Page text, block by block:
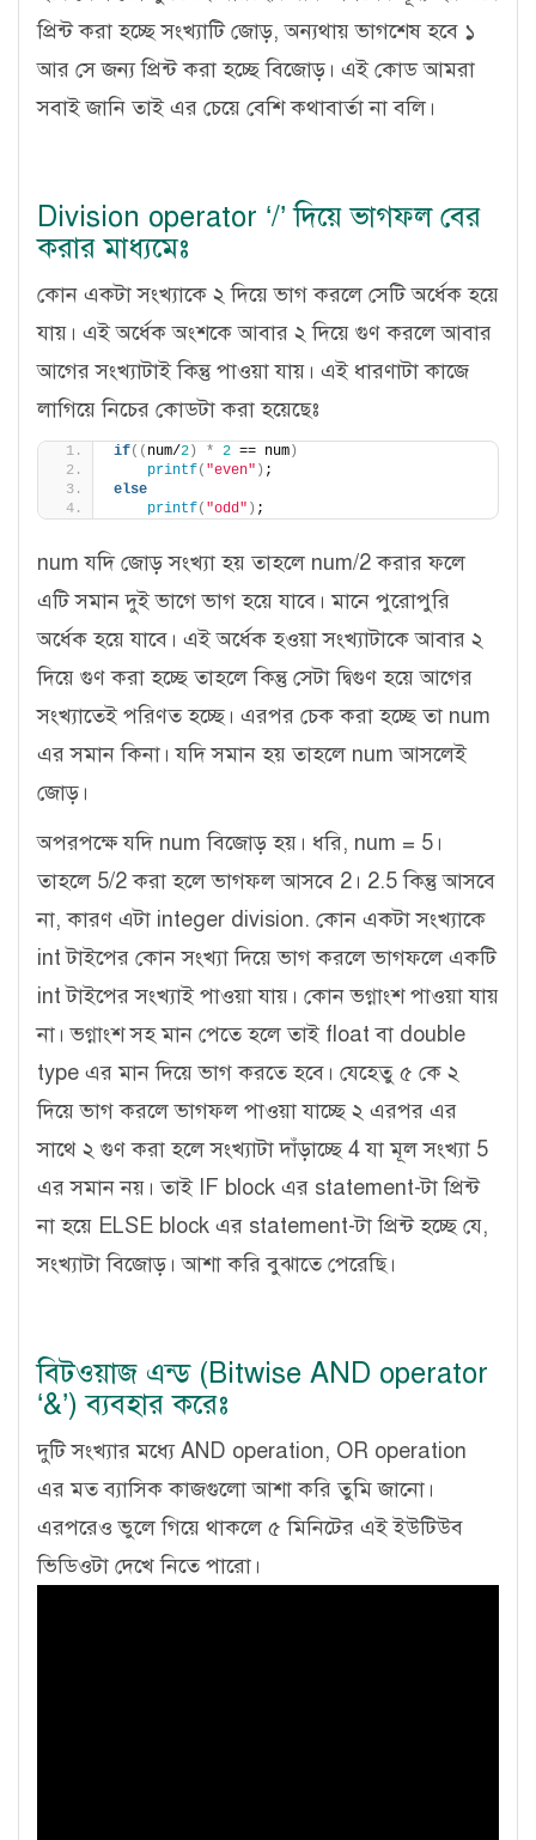
প্রিন্ট করা হচ্ছে সংখ্যাটি জোড়, অন্যথায় ভাগশেষ হবে ১
আর সে জন্য প্রিন্ট করা হচ্ছে বিজোড়। এই কোড আমরা
সবাই জানি তাই এর চেয়ে বেশি কথাবার্তা না বলি।
Division operator ‘/’ দিয়ে ভাগফল বের
করার মাধ্যমেঃ
কোন একটা সংখ্যাকে ২ দিয়ে ভাগ করলে সেটি অর্ধেক হয়ে
যায়। এই অর্ধেক অংশকে আবার ২ দিয়ে গুণ করলে আবার
আগের সংখ্যাটাই কিন্তু পাওয়া যায়। এই ধারণাটা কাজে
লাগিয়ে নিচের কোডটা করা হয়েছেঃ
if(( num/2 ) * 2 == num )
printf( "even" ) ;
else
printf( "odd" ) ;
num যদি জোড় সংখ্যা হয় তাহলে num/2 করার ফলে
এটি সমান দুই ভাগে ভাগ হয়ে যাবে। মানে পুরোপুরি
অর্ধেক হয়ে যাবে। এই অর্ধেক হওয়া সংখ্যাটাকে আবার ২
দিয়ে গুণ করা হচ্ছে তাহলে কিন্তু সেটা দ্বিগুণ হয়ে আগের
সংখ্যাতেই পরিণত হচ্ছে। এরপর চেক করা হচ্ছে তা num
এর সমান কিনা। যদি সমান হয় তাহলে num আসলেই
জোড়।
অপরপক্ষে যদি num বিজোড় হয়। ধরি, num = 5।
তাহলে 5/2 করা হলে ভাগফল আসবে 2। 2.5 কিন্তু আসবে
না, কারণ এটা integer division. কোন একটা সংখ্যাকে
int টাইপের কোন সংখ্যা দিয়ে ভাগ করলে ভাগফলে একটি
int টাইপের সংখ্যাই পাওয়া যায়। কোন ভগ্নাংশ পাওয়া যায়
না। ভগ্নাংশ সহ মান পেতে হলে তাই float বা double
type এর মান দিয়ে ভাগ করতে হবে। যেহেতু ৫ কে ২
দিয়ে ভাগ করলে ভাগফল পাওয়া যাচ্ছে ২ এরপর এর
সাথে ২ গুণ করা হলে সংখ্যাটা দাঁড়াচ্ছে 4 যা মূল সংখ্যা 5
এর সমান নয়। তাই IF block এর statement-টা প্রিন্ট
না হয়ে ELSE block এর statement-টা প্রিন্ট হচ্ছে যে,
সংখ্যাটা বিজোড়। আশা করি বুঝাতে পেরেছি।
বিটওয়াজ এন্ড (Bitwise AND operator
‘&’) ব্যবহার করেঃ
দুটি সংখ্যার মধ্যে AND operation, OR operation
এর মত ব্যাসিক কাজগুলো আশা করি তুমি জানো।
এরপরেও ভুলে গিয়ে থাকলে ৫ মিনিটের এই ইউটিউব
ভিডিওটা দেখে নিতে পারো।